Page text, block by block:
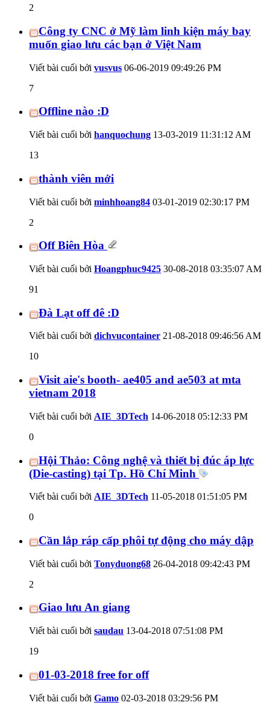
2
Công ty CNC ở Mỹ làm linh kiện máy bay
muốn giao lưu các bạn ở Việt Nam
Viết bài cuối bởi vusvus 06-06-2019 09:49:26 PM
7
Offline nào :D
Viết bài cuối bởi hanquochung 13-03-2019 11:31:12 AM
13
thành viên mới
Viết bài cuối bởi minhhoang84 03-01-2019 02:30:17 PM
2
Off Biên Hòa
Viết bài cuối bởi Hoangphuc9425 30-08-2018 03:35:07 AM
91
Đà Lạt off đê :D
Viết bài cuối bởi dichvucontainer 21-08-2018 09:46:56 AM
10
Visit aie's booth- ae405 and ae503 at mta
vietnam 2018
Viết bài cuối bởi AIE_3DTech 14-06-2018 05:12:33 PM
0
Hội Thảo: Công nghệ và thiết bị đúc áp lực
(Die-casting) tại Tp. Hồ Chí Minh
Viết bài cuối bởi AIE_3DTech 11-05-2018 01:51:05 PM
0
Cần lắp ráp cấp phôi tự động cho máy dập
Viết bài cuối bởi Tonyduong68 26-04-2018 09:42:43 PM
2
Giao lưu An giang
Viết bài cuối bởi saudau 13-04-2018 07:51:08 PM
19
01-03-2018 free for off
Viết bài cuối bởi Gamo 02-03-2018 03:29:56 PM